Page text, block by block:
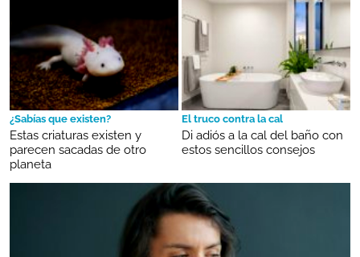
¿Sabías que existen?
Estas criaturas existen y
parecen sacadas de otro
planeta
El truco contra la cal
Di adiós a la cal del baño con
estos sencillos consejos